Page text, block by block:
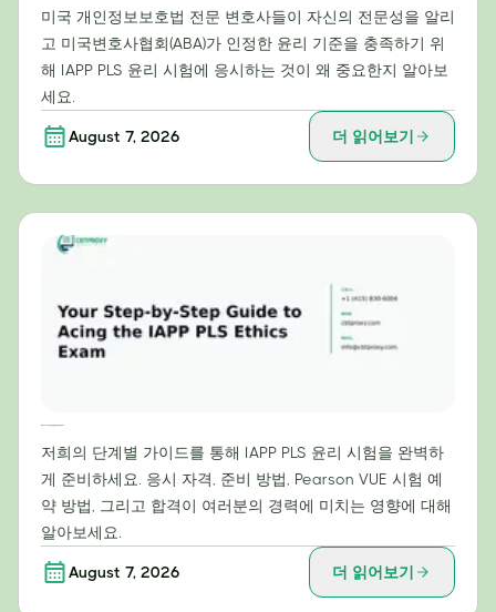
미국 개인정보보호법 전문 변호사들이 자신의 전문성을 알리
고 미국변호사협회(ABA)가 인정한 윤리 기준을 충족하기 위
해 IAPP PLS 윤리 시험에 응시하는 것이 왜 중요한지 알아보
세요.
August 7, 2026 더 읽어보기
저희의 단계별 가이드를 통해 IAPP PLS 윤리 시험을 완벽하
게 준비하세요. 응시 자격, 준비 방법, Pearson VUE 시험 예
약 방법, 그리고 합격이 여러분의 경력에 미치는 영향에 대해
알아보세요.
August 7, 2026 더 읽어보기